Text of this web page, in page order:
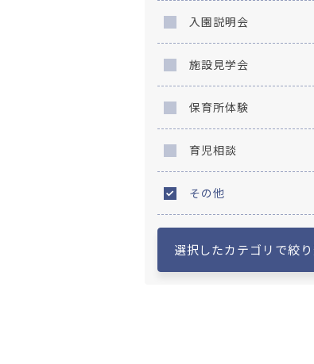
入園説明会
施設見学会
保育所体験
育児相談
その他
選択したカテゴリで絞